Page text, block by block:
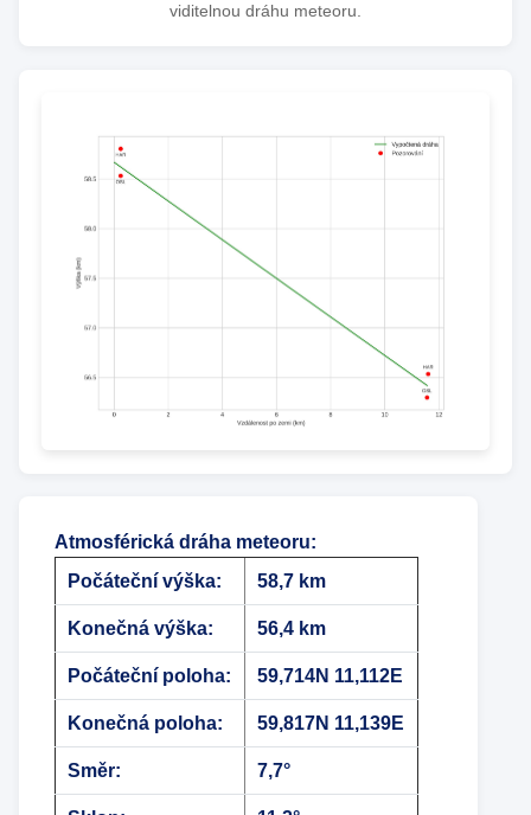
viditelnou dráhu meteoru.
Atmosférická dráha meteoru:
Počáteční výška:
58,7 km
Konečná výška: 56,4 km
Počáteční poloha: 59,714N 11,112E
Konečná poloha: 59,817N 11,139E
Směr: 7,7°